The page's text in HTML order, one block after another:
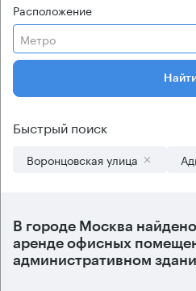
Расположение
Метро
Быстрый поиск
Воронцовская улица
В городе Москва найдено
аренде офисных
административном